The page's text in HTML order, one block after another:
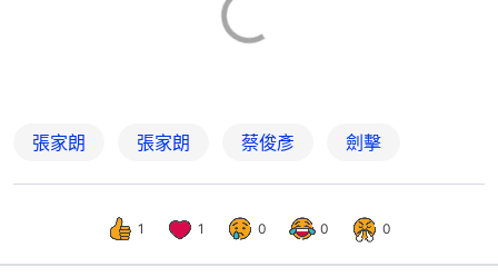
張家朗 張家朗 蔡俊彥 劍擊
1 1 0 0 0